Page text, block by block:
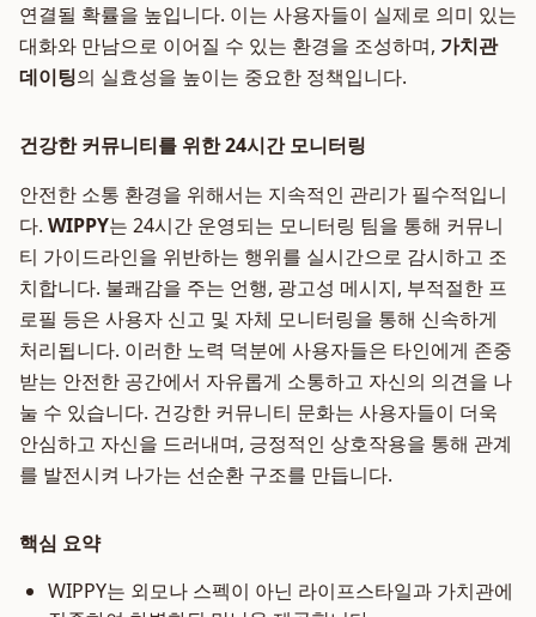
연결될 확률을 높입니다. 이는 사용자들이 실제로 의미 있는
대화와 만남으로 이어질 수 있는 환경을 조성하며, 가치관
데이팅의 실효성을 높이는 중요한 정책입니다.
건강한 커뮤니티를 위한 24시간 모니터링
안전한 소통 환경을 위해서는 지속적인 관리가 필수적입니
다. WIPPY는 24시간 운영되는 모니터링 팀을 통해 커뮤니
티 가이드라인을 위반하는 행위를 실시간으로 감시하고 조
치합니다. 불쾌감을 주는 언행, 광고성 메시지, 부적절한 프
로필 등은 사용자 신고 및 자체 모니터링을 통해 신속하게
처리됩니다. 이러한 노력 덕분에 사용자들은 타인에게 존중
받는 안전한 공간에서 자유롭게 소통하고 자신의 의견을 나
눌 수 있습니다. 건강한 커뮤니티 문화는 사용자들이 더욱
안심하고 자신을 드러내며, 긍정적인 상호작용을 통해 관계
를 발전시켜 나가는 선순환 구조를 만듭니다.
핵심 요약
WIPPY는 외모나 스펙이 아닌 라이프스타일과 가치관에